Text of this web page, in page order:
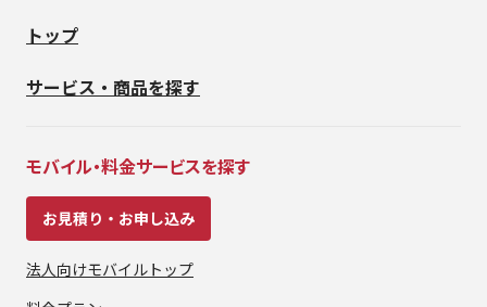
トップ
サービス・商品を探す
モバイル・料金サービスを探す
お見積り・お申し込み
法人向けモバイルトップ